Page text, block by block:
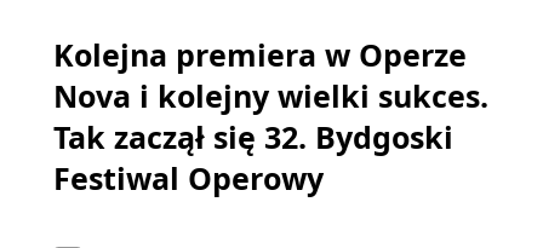
Kolejna premiera w Operze
Nova i kolejny wielki sukces.
Tak zaczął się 32. Bydgoski
Festiwal Operowy